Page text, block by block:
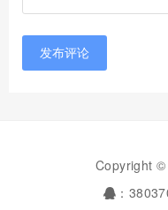
发布评论
Copyright ©
：